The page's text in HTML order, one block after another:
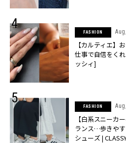
FASHION
【カルティエ】
仕事で自信をく
ッシィ]
FASHION
【白系スニーカ
ランス…歩きや
シューズ |